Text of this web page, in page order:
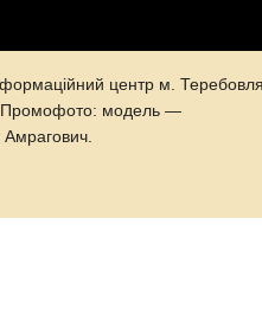
центр м.
Промофото: модель —